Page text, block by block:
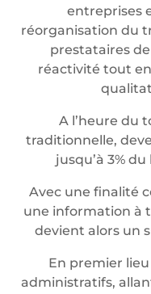
entreprises
réorganisation du
prestataires
réactivité tout
A l’heure du
traditionnelle,
jusqu’à 3%
Avec une finalité
une information à
devient alors un
En premier
administratifs,